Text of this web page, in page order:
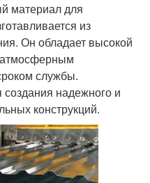
материал для
из
Он обладает высокой
атмосферным
службы.
надежного и
конструкций.